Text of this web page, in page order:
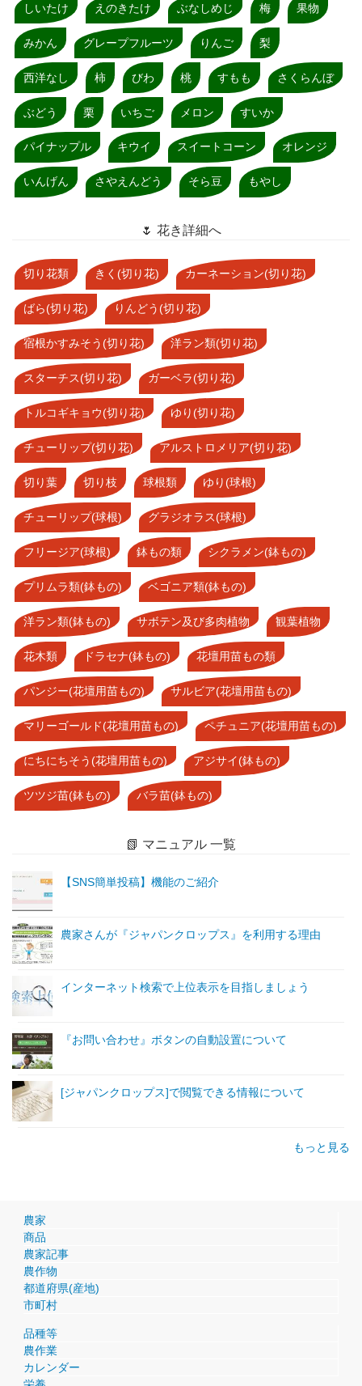
しいたけ えのきたけ ぶなしめじ 梅 果物
みかん グレープフルーツ りんご 梨
西洋なし 柿 びわ 桃 すもも さくらんぼ
ぶどう 栗 いちご メロン すいか
パイナップル キウイ スイートコーン オレンジ
いんげん さやえんどう そら豆 もやし
🌷 花き詳細へ
切り花類 きく(切り花) カーネーション(切り花)
ばら(切り花) りんどう(切り花)
宿根かすみそう(切り花) 洋ラン類(切り花)
スターチス(切り花) ガーベラ(切り花)
トルコギキョウ(切り花) ゆり(切り花)
チューリップ(切り花) アルストロメリア(切り花)
切り葉 切り枝 球根類 ゆり(球根)
チューリップ(球根) グラジオラス(球根)
フリージア(球根) 鉢もの類 シクラメン(鉢もの)
プリムラ類(鉢もの) ベゴニア類(鉢もの)
洋ラン類(鉢もの) サボテン及び多肉植物 観葉植物
花木類 ドラセナ(鉢もの) 花壇用苗もの類
パンジー(花壇用苗もの) サルビア(花壇用苗もの)
マリーゴールド(花壇用苗もの) ペチュニア(花壇用苗もの)
にちにちそう(花壇用苗もの) アジサイ(鉢もの)
ツツジ苗(鉢もの) バラ苗(鉢もの)
📗 マニュアル 一覧
【SNS簡単投稿】機能のご紹介
農家さんが『ジャパンクロップス』を利用する理由
インターネット検索で上位表示を目指しましょう
『お問い合わせ』ボタンの自動設置について
[ジャパンクロップス]で閲覧できる情報について
もっと見る
農家
商品
農家記事
農作物
都道府県(産地)
市町村
品種等
農作業
カレンダー